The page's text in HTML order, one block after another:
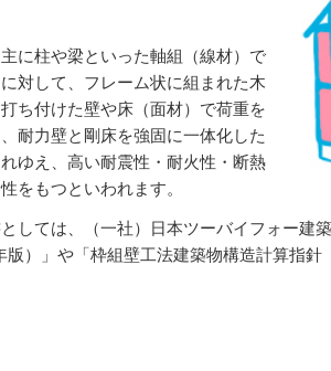
に柱や梁といった軸組（線材）で
対して、 フレーム状に組まれた木
ち付けた壁や床（面材）で荷重を
耐力壁と剛床を強固に一体化した
ゆえ、高い耐震性・耐火性・断熱
をもつといわれます。
しては、
（一社）日本ツーバイフォー建
）
」や「枠組壁工法建築物構造計算指